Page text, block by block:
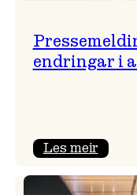
endringar i
Les meir:
frå